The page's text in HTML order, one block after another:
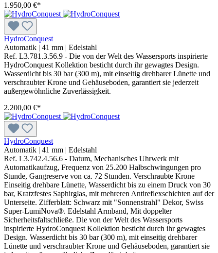
1.950,00 €*
HydroConquest
Automatik | 41 mm | Edelstahl
Ref. L3.781.3.56.9 - Die von der Welt des Wassersports inspirierte
HydroConquest Kollektion besticht durch ihr gewagtes Design.
Wasserdicht bis 30 bar (300 m), mit einseitig drehbarer Lünette und
verschraubter Krone und Gehäuseboden, garantiert sie jederzeit
außergewöhnliche Zuverlässigkeit.
2.200,00 €*
HydroConquest
Automatik | 41 mm | Edelstahl
Ref. L3.742.4.56.6 - Datum, Mechanisches Uhrwerk mit
Automatikaufzug, Frequenz von 25.200 Halbschwingungen pro
Stunde, Gangreserve von ca. 72 Stunden. Verschraubte Krone
Einseitig drehbare Lünette, Wasserdicht bis zu einem Druck von 30
bar, Kratzfestes Saphirglas, mit mehreren Antireflexschichten auf der
Unterseite. Zifferblatt: Schwarz mit "Sonnenstrahl" Dekor, Swiss
Super-LumiNova®. Edelstahl Armband, Mit doppelter
Sicherheitsfaltschließe. Die von der Welt des Wassersports
inspirierte HydroConquest Kollektion besticht durch ihr gewagtes
Design. Wasserdicht bis 30 bar (300 m), mit einseitig drehbarer
Lünette und verschraubter Krone und Gehäuseboden, garantiert sie